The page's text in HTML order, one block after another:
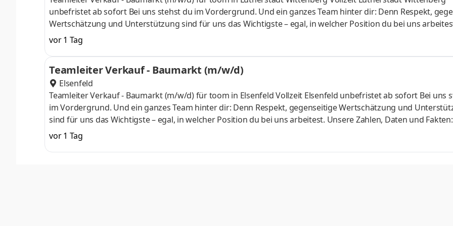
unbefristet ab sofort Bei uns stehst du im Vordergrund. Und ein ganzes Team hinter dir: Denn Respekt, gegenseitige
Wertschätzung und Unterstützung sind für uns das Wichtigste – egal, in welcher Position du bei uns
Unsere Zahlen, Daten und Fakten: Wir sind Teil der REWE Group. Bundesweit betreiben wir mehr als 300
beschäftigen rund 18.000 Mitarbeitende.
vor 1 Tag
Teamleiter Verkauf - Baumarkt (m/w/d)
Elsenfeld
Teamleiter Verkauf - Baumarkt (m/w/d) für toom in Elsenfeld Vollzeit Elsenfeld unbefristet ab sofort Bei uns stehst du
im Vordergrund. Und ein ganzes Team hinter dir: Denn Respekt, gegenseitige Wertschätzung und
sind für uns das Wichtigste – egal, in welcher Position du bei uns arbeitest. Unsere Zahlen, Daten und Fakten: Wir sind
Teil der REWE Group. Bundesweit betreiben wir mehr als 300 Märkte und beschäftigen rund 18.000
vor 1 Tag